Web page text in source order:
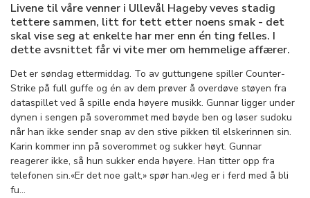
Livene til våre venner i Ullevål Hageby veves stadig
tettere sammen, litt for tett etter noens smak - det
skal vise seg at enkelte har mer enn én ting felles. I
dette avsnittet får vi vite mer om hemmelige affærer.
Det er søndag ettermiddag. To av guttungene spiller Counter-
Strike på full guffe og én av dem prøver å overdøve støyen fra
dataspillet ved å spille enda høyere musikk. Gunnar ligger under
dynen i sengen på soverommet med bøyde ben og løser sudoku
når han ikke sender snap av den stive pikken til elskerinnen sin.
Karin kommer inn på soverommet og sukker høyt. Gunnar
reagerer ikke, så hun sukker enda høyere. Han titter opp fra
telefonen sin.«Er det noe galt,» spør han.«Jeg er i ferd med å bli
fu...